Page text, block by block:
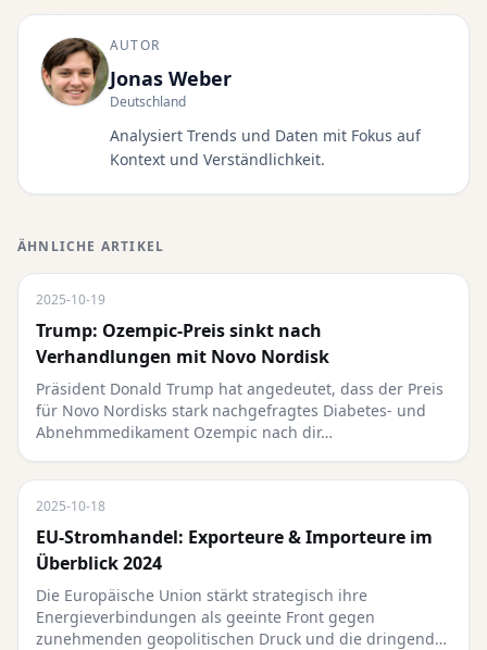
AUTOR
Jonas Weber
Deutschland
Analysiert Trends und Daten mit Fokus auf
Kontext und Verständlichkeit.
ÄHNLICHE ARTIKEL
2025-10-19
Trump: Ozempic-Preis sinkt nach
Verhandlungen mit Novo Nordisk
Präsident Donald Trump hat angedeutet, dass der Preis
für Novo Nordisks stark nachgefragtes Diabetes- und
Abnehmmedikament Ozempic nach dir…
2025-10-18
EU-Stromhandel: Exporteure & Importeure im
Überblick 2024
Die Europäische Union stärkt strategisch ihre
Energieverbindungen als geeinte Front gegen
zunehmenden geopolitischen Druck und die dringend…